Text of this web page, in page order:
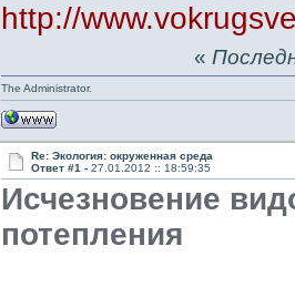
http://
«
The Administrator.
Re: Экология: окруженная среда
Ответ #1 -27.01.2012 :: 18:59:35
Исчезновение
потепления